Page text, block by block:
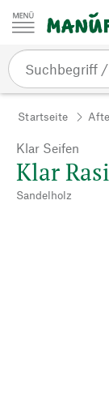
Zum Inhalt springen
Startseite
Klar Seifen
Klar
Sandelholz